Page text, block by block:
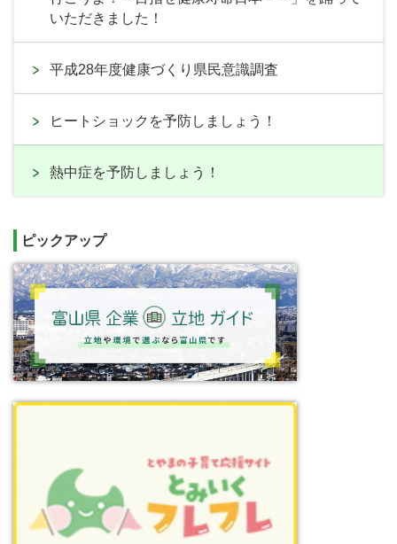
いただきました！
平成28年度健康づくり県民意識調査
ヒートショックを予防しましょう！
熱中症を予防しましょう！
ピックアップ